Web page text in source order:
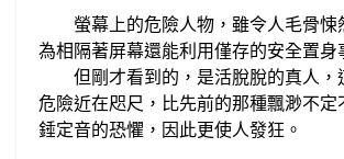
螢幕上的危險人物，雖令人毛骨悚
為相隔著屏幕還能利用僅存的安全置身
但剛才看到的，是活脫脫的真人，
危險近在咫尺，比先前的那種飄渺不定
錘定音的恐懼， 因此更使人發狂。